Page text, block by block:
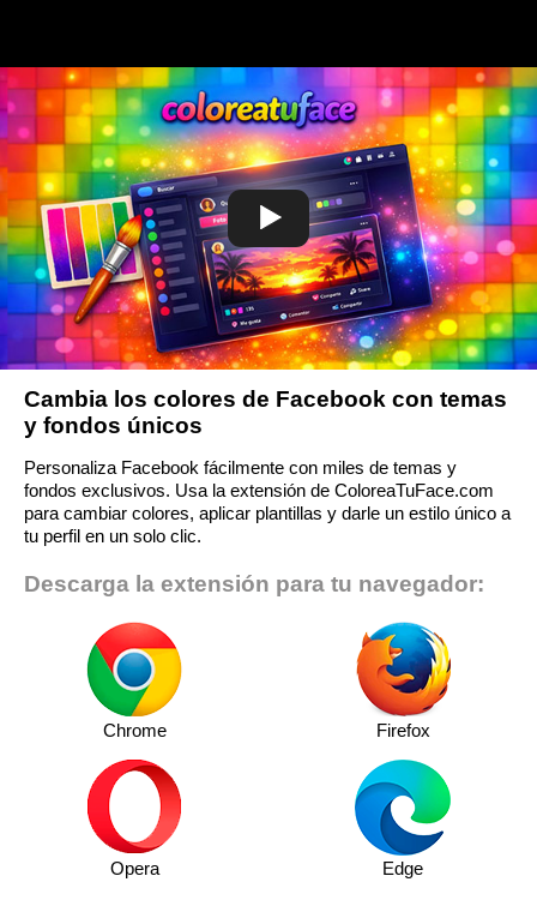
Cambia los colores de Facebook con temas
y fondos únicos
Personaliza Facebook fácilmente con miles de temas y
fondos exclusivos. Usa la extensión de ColoreaTuFace.com
para cambiar colores, aplicar plantillas y darle un estilo único a
tu perfil en un solo clic.
Descarga la extensión para tu navegador:
Chrome Firefox
Opera Edge